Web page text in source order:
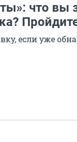
что вы
если уже